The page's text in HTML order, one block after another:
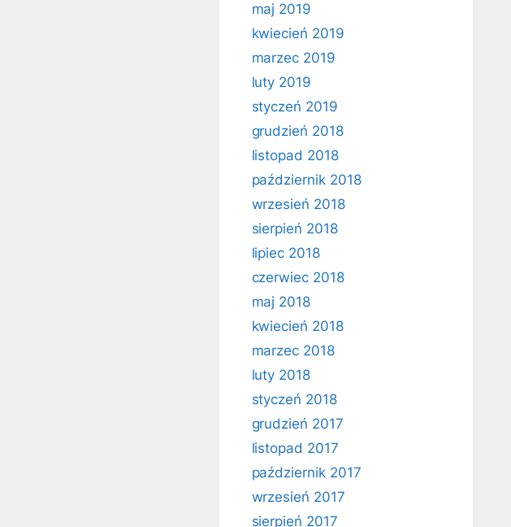
maj 2019
kwiecień 2019
marzec 2019
luty 2019
styczeń 2019
grudzień 2018
listopad 2018
październik 2018
wrzesień 2018
sierpień 2018
lipiec 2018
czerwiec 2018
maj 2018
kwiecień 2018
marzec 2018
luty 2018
styczeń 2018
grudzień 2017
listopad 2017
październik 2017
wrzesień 2017
sierpień 2017